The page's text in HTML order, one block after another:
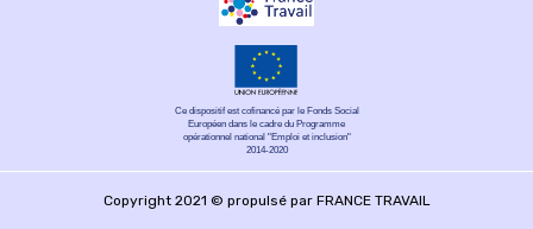
Ce dispositif est cofinancé par le Fonds Social
Européen dans le cadre du Programme
opérationnel national "Emploi et inclusion"
2014-2020
Copyright 2021 © propulsé par FRANCE TRAVAIL